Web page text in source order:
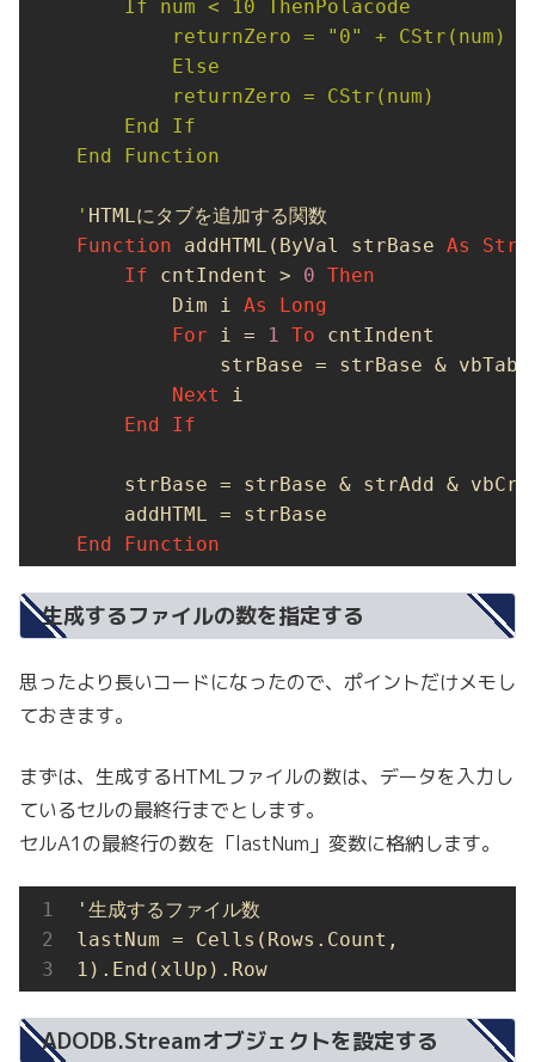
    If num < 10 ThenPolacode
        returnZero = "0" + CStr(num)
        Else
        returnZero = CStr(num)
    End If
End Function
'
Function addHTML(ByVal strBase As
If cntIndent > 0 Then
        Dim i
As
Long
For i = 1 To cntIndent
            strBase = strBase & vbTab
Next
i
End
If
    strBase = strBase & strAdd & vbCr
End
Function
生成するファイルの数を指定する
思ったより長いコードになったので、ポイントだけメモし
ておきます。
まずは、生成するHTMLファイルの数は、データを入力し
ているセルの最終行までとします。
セルA1の最終行の数を「lastNum」変数に格納します。
'生成するファイル数
lastNum = Cells(Rows.Count,
1).End(xlUp).Row
ADODB.Streamオブジェクトを設定する